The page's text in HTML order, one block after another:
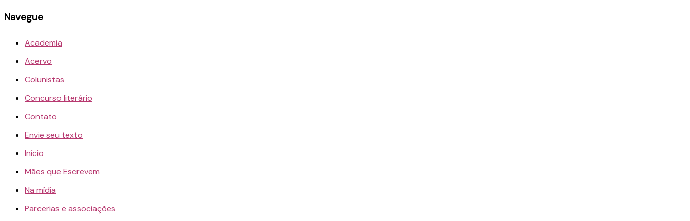
Navegue
Academia
Acervo
Colunistas
Concurso literário
Contato
Envie seu texto
Início
Mães que Escrevem
Na mídia
Parcerias e associações